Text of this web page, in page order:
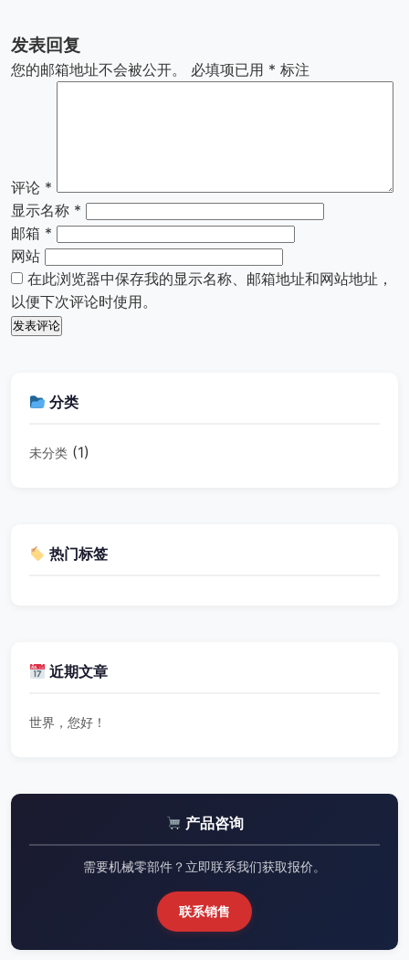
发表回复
您的邮箱地址不会被公开。 必填项已用 * 标注
评论 *
显示名称 *
邮箱 *
网站
在此浏览器中保存我的显示名称、邮箱地址和网站地址，
以便下次评论时使用。
分类
未分类 (1)
热门标签
近期文章
世界，您好！
产品咨询
需要机械零部件？立即联系我们获取报价。
联系销售